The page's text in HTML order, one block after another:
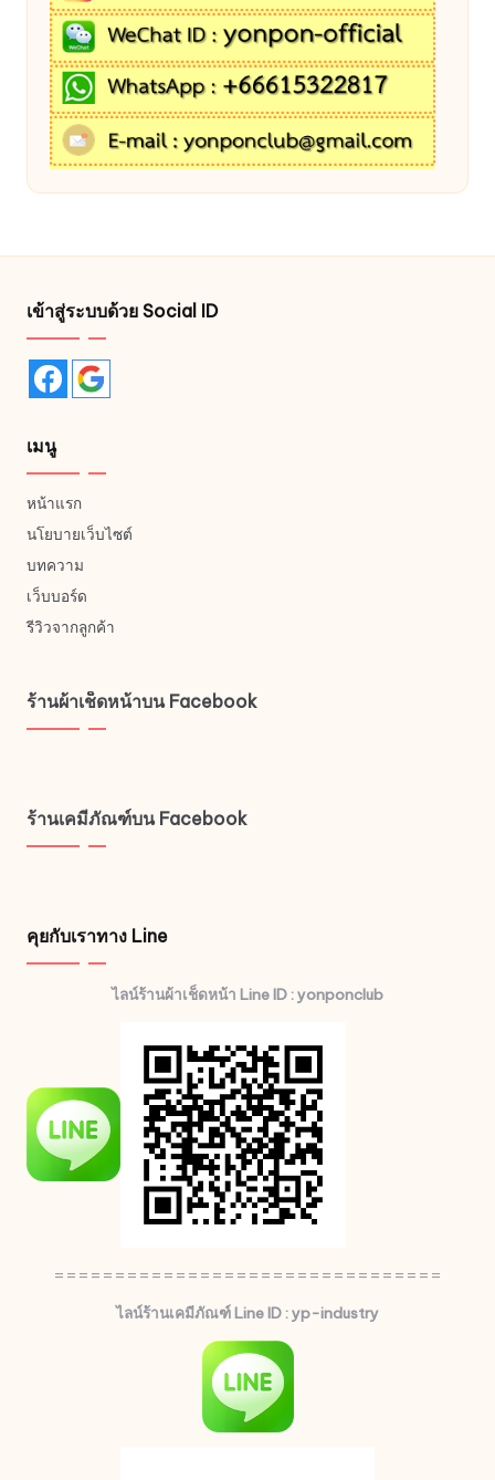
เข้าสู่ระบบด้วย Social ID
เมนู
หน้าแรก
นโยบายเว็บไซต์
บทความ
เว็บบอร์ด
รีวิวจากลูกค้า
ร้านผ้าเช็ดหน้าบน Facebook
ร้านเคมีภัณฑ์บน Facebook
คุยกับเราทาง Line
ไลน์ร้านผ้าเช็ดหน้า Line ID : yonponclub
================================
ไลน์ร้านเคมีภัณฑ์ Line ID : yp-industry